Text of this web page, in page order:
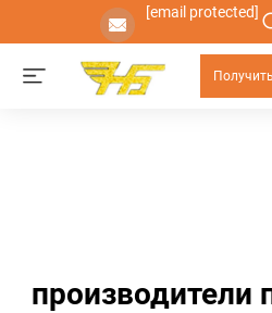
[email protected]
производители